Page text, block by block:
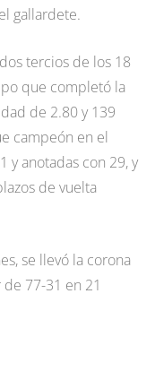
gallardete.
tercios de los 18
que completó la
de 2.80 y 139
campeón en el
y anotadas con 29, y
de vuelta
se llevó la corona
77-31 en 21